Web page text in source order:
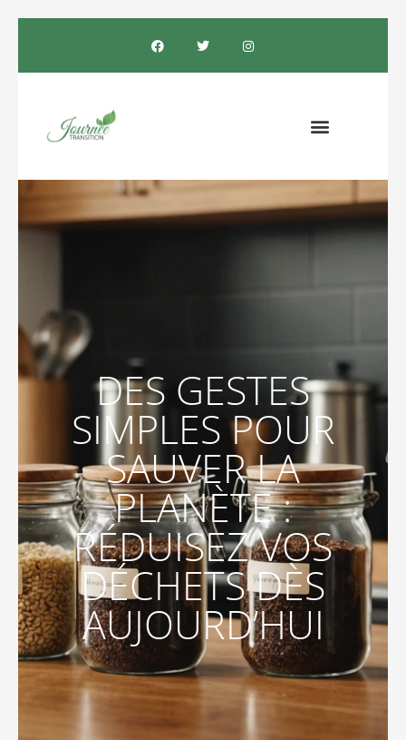
DES GESTES
SIMPLES POUR
SAUVER LA
PLANÈTE :
RÉDUISEZ VOS
DÉCHETS DÈS
AUJOURD’HUI